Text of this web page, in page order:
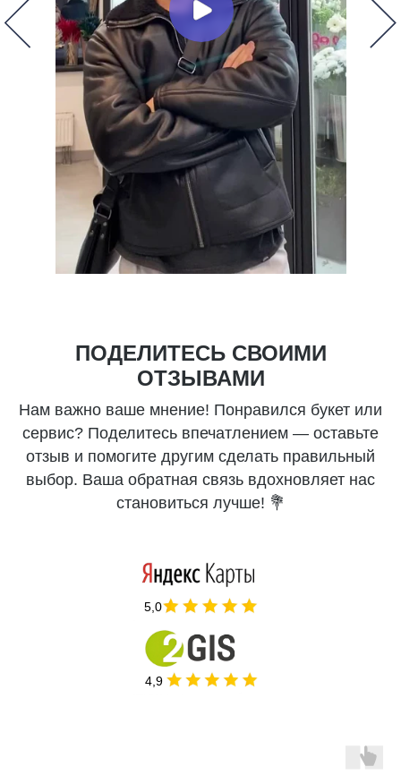
ПОДЕЛИТЕСЬ СВОИМИ
ОТЗЫВАМИ
Нам важно ваше мнение! Понравился букет или
сервис? Поделитесь впечатлением — оставьте
отзыв и помогите другим сделать правильный
выбор. Ваша обратная связь вдохновляет нас
становиться лучше! 💐
5,0
4,9